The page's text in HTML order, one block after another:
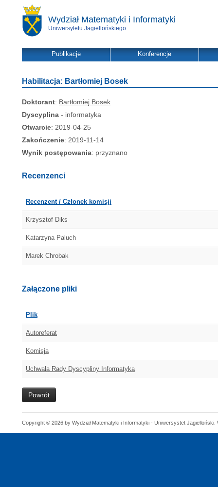
Wydział Matematyki i Informatyki
Uniwersytetu Jagiellońskiego
Publikacje Konferencje
Habilitacja: Bartłomiej Bosek
Doktorant: Bartłomiej Bosek
Dyscyplina - informatyka
Otwarcie: 2019-04-25
Zakończenie: 2019-11-14
Wynik postępowania: przyznano
Recenzenci
Recenzent / Członek komisji
Krzysztof Diks
Katarzyna Paluch
Marek Chrobak
Załączone pliki
Plik
Autoreferat
Komisja
Uchwała Rady Dyscypliny Informatyka
Powrót
Copyright © 2026 by Wydział Matematyki i Informatyki - Uniwersystet